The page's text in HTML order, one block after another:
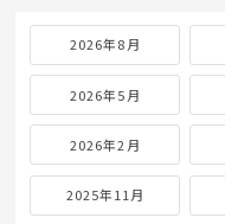
2026年8月
2026年5月
2026年2月
2025年11月